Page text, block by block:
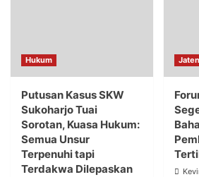
Hukum
Putusan Kasus SKW
Sukoharjo Tuai
Sorotan, Kuasa Hukum:
Semua Unsur
Terpenuhi tapi
Terdakwa Dilepaskan